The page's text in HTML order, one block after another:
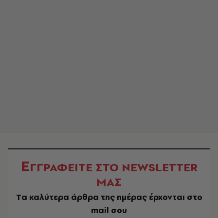
ΕΓΓΡΑΦΕΙΤΕ ΣΤΟ NEWSLETTER
ΜΑΣ
Tα καλύτερα άρθρα της ημέρας έρχονται στο
mail σου